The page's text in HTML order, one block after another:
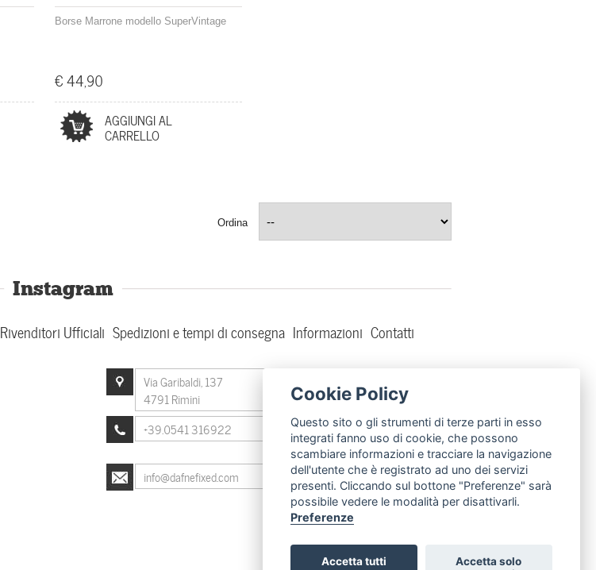
Borse Marrone modello SuperVintage
€ 44,90
AGGIUNGI AL
CARRELLO
Ordina
Instagram
Rivenditori Ufficiali Spedizioni e tempi di consegna Informazioni Contatti
Via Garibaldi, 137
4791 Rimini
+39.0541 316922 @DafneFixed
info@dafnefixed.com dafnefixed
Cookie Policy
Questo sito o gli strumenti di terze parti in esso
integrati fanno uso di cookie, che possono
scambiare informazioni e tracciare la navigazione
dell'utente che è registrato ad uno dei servizi
presenti. Cliccando sul bottone "Preferenze" sarà
possibile vedere le modalità per disattivarli.
Preferenze
Accetta tutti
Accetta solo